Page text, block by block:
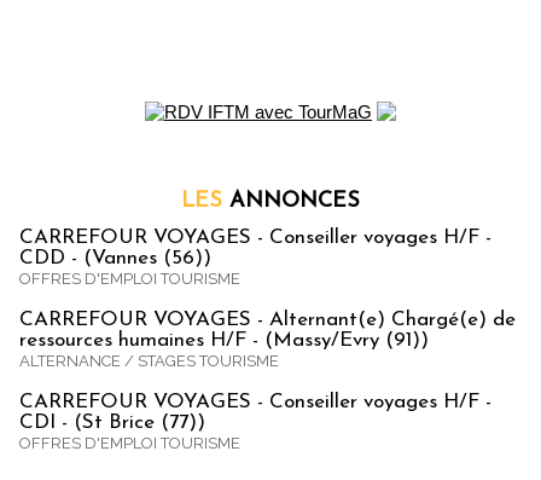
LES ANNONCES
CARREFOUR VOYAGES - Conseiller voyages H/F -
CDD - (Vannes (56))
OFFRES D'EMPLOI TOURISME
CARREFOUR VOYAGES - Alternant(e) Chargé(e) de
ressources humaines H/F - (Massy/Evry (91))
ALTERNANCE / STAGES TOURISME
CARREFOUR VOYAGES - Conseiller voyages H/F -
CDI - (St Brice (77))
OFFRES D'EMPLOI TOURISME